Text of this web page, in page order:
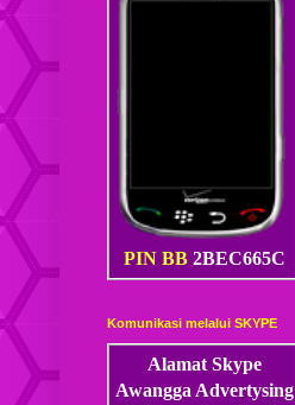
PIN BB 2BEC665C
Komunikasi melalui SKYPE
Alamat Skype
Awangga Advertysing